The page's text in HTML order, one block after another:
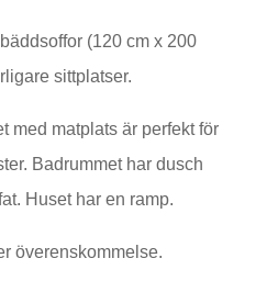
(120 cm x 200
sittplatser.
med matplats är perfekt för
Badrummet har dusch
Huset har en ramp.
överenskommelse.